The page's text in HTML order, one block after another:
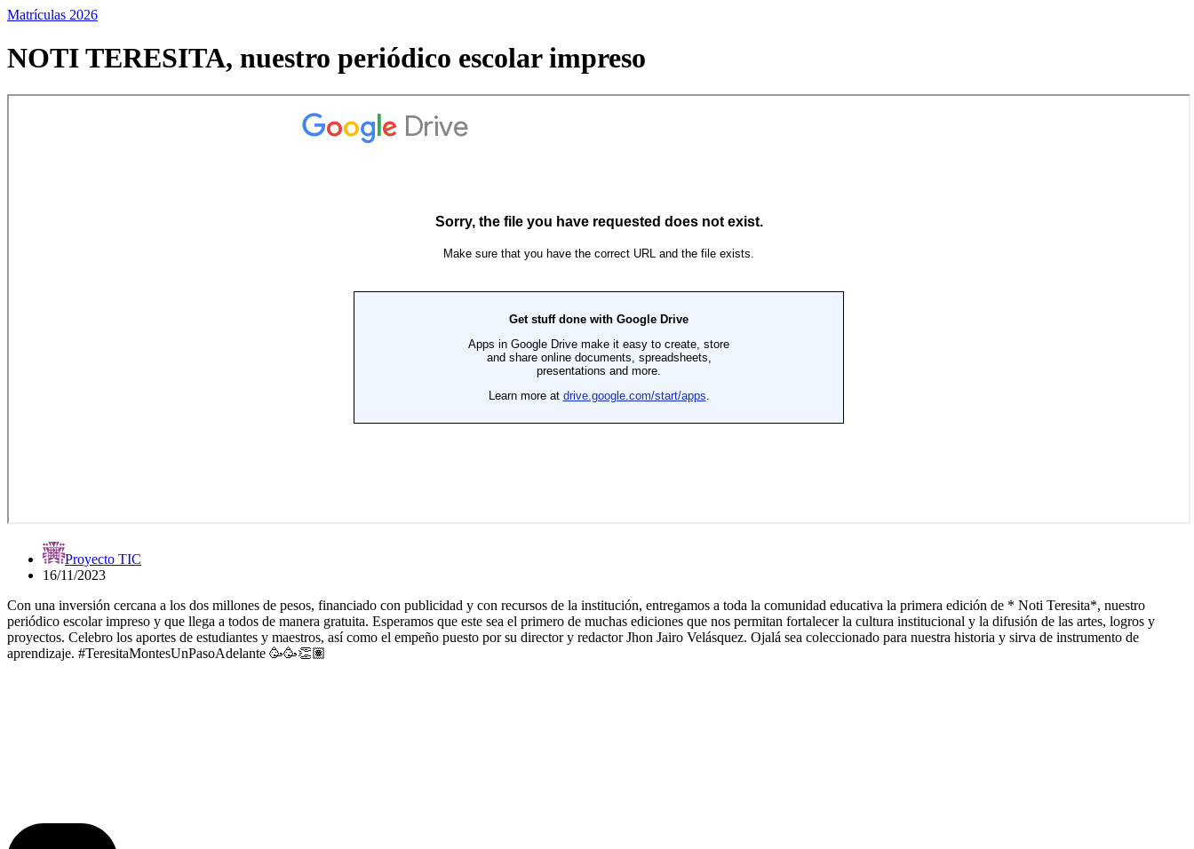
Matrículas 2026
NOTI TERESITA, nuestro periódico escolar impreso
Proyecto TIC
16/11/2023
Con una inversión cercana a los dos millones de pesos, financiado con publicidad y con recursos de la institución, entregamos a toda la comunidad educativa la primera edición de * Noti Teresita*, nuestro
periódico escolar impreso y que llega a todos de manera gratuita. Esperamos que este sea el primero de muchas ediciones que nos permitan fortalecer la cultura institucional y la difusión de las artes, logros y
proyectos. Celebro los aportes de estudiantes y maestros, así como el empeño puesto por su director y redactor Jhon Jairo Velásquez. Ojalá sea coleccionado para nuestra historia y sirva de instrumento de
aprendizaje. #TeresitaMontesUnPasoAdelante 🥳🥳👏🏽